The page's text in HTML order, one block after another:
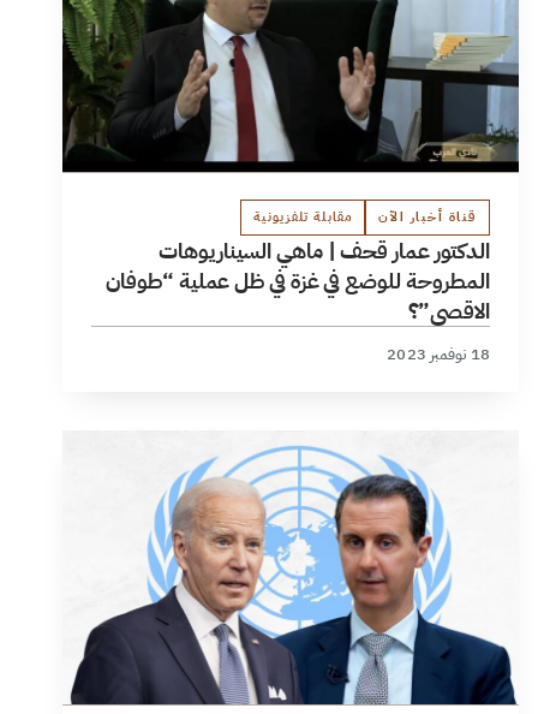
قناة أخبار الآن مقابلة تلفزيونية
الدكتور عمار قحف | ماهي السيناريوهات
المطروحة للوضع في غزة في ظل عملية “طوفان
الاقصى”؟
18 نوفمبر 2023